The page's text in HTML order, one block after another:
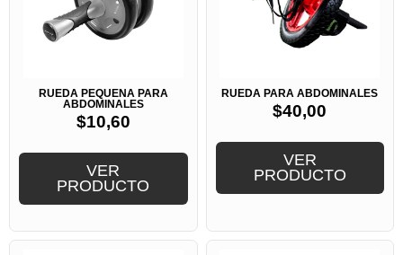
RUEDA PEQUEÑA PARA
ABDOMINALES
$10,60
VER
PRODUCTO
RUEDA PARA ABDOMINALES
$40,00
VER
PRODUCTO